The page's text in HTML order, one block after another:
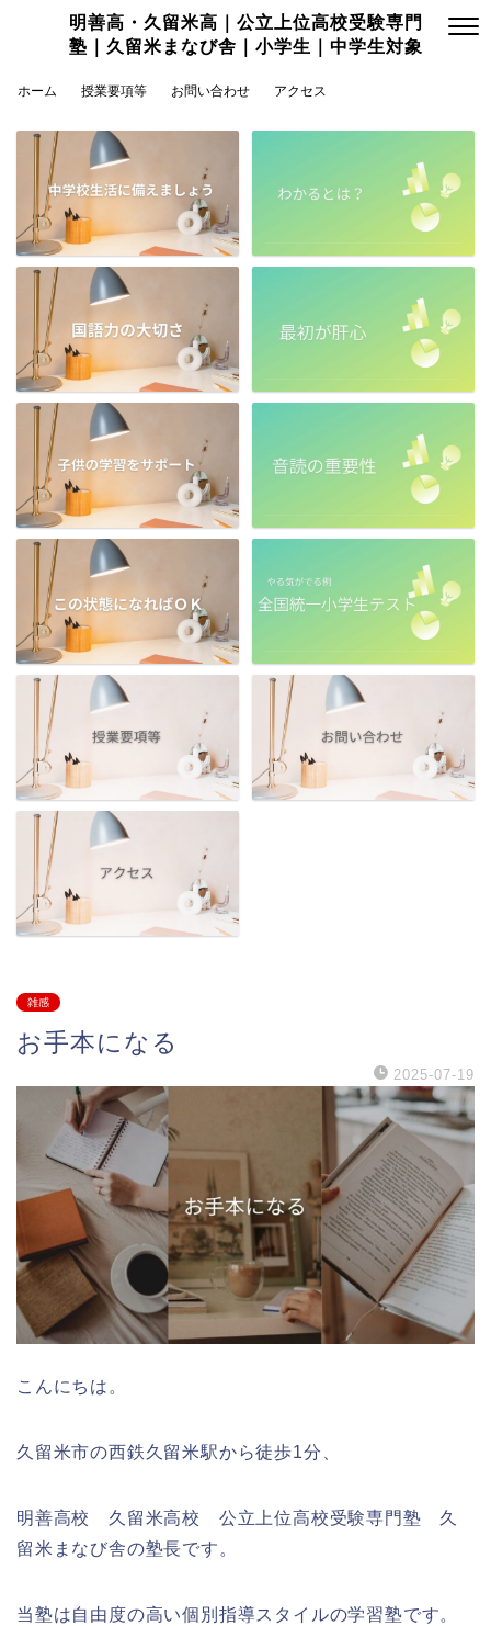
明善高・久留米高｜公立上位高校受験専門
塾｜久留米まなび舎｜小学生｜中学生対象
ホーム 授業要項等 お問い合わせ アクセス
雑感
お手本になる
2025-07-19
こんにちは。
久留米市の西鉄久留米駅から徒歩1分、
明善高校 久留米高校 公立上位高校受験専門塾 久
留米まなび舎の塾長です。
当塾は自由度の高い個別指導スタイルの学習塾です。